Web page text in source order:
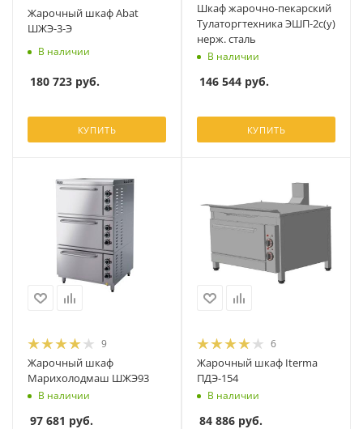
Жарочный шкаф Abat
ШЖЭ-3-Э
В наличии
180 723 руб.
КУПИТЬ
Шкаф жарочно-пекарский
Тулаторгтехника ЭШП-2с(у)
нерж. сталь
В наличии
146 544 руб.
КУПИТЬ
9
Жарочный шкаф
Марихолодмаш ШЖЭ93
В наличии
97 681 руб.
6
Жарочный шкаф Iterma
ПДЭ-154
В наличии
84 886 руб.